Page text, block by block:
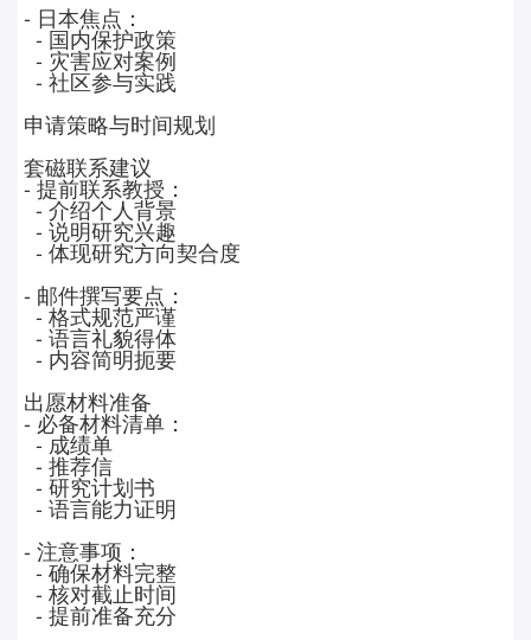
- 日本焦点：
- 国内保护政策
- 灾害应对案例
- 社区参与实践
申请策略与时间规划
套磁联系建议
-提前联系教授：
-介绍个人背景
- 说明研究兴趣
- 体现研究方向契合度
- 邮件撰写要点：
-格式规范严谨
- 语言礼貌得体
- 内容简明扼要
出愿材料准备
- 必备材料清单：
-成绩单
- 推荐信
- 研究计划书
- 语言能力证明
- 注意事项：
-确保材料完整
- 核对截止时间
- 提前准备充分